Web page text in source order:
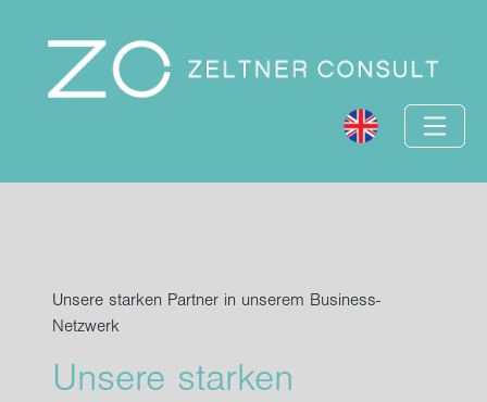
Unsere starken Partner in unserem Business-
Netzwerk
Unsere starken